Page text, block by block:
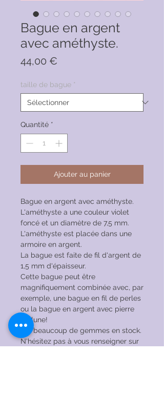
Bague en argent
avec améthyste.
44,00 €
taille de bague *
Quantité *
Ajouter au panier
Bague en argent avec améthyste.
L'améthyste a une couleur violet
foncé et un diamètre de 7,5 mm.
L'améthyste est placée dans une
armoire en argent.
La bague est faite de fil d'argent de
1,5 mm d'épaisseur.
Cette bague peut être
magnifiquement combinée avec, par
exemple, une bague en fil de perles
ou la bague en argent avec pierre
de lune!
J'ai beaucoup de gemmes en stock.
N'hésitez pas à vous renseigner sur